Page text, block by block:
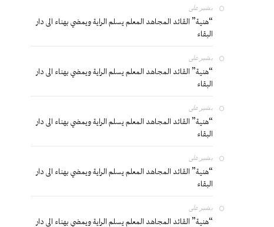
بشير على
“هنية” القائد المجاهد المعلم يسلم الراية ويمضي بهناء الى دار
البقاء
بشير على
“هنية” القائد المجاهد المعلم يسلم الراية ويمضي بهناء الى دار
البقاء
بشير على
“هنية” القائد المجاهد المعلم يسلم الراية ويمضي بهناء الى دار
البقاء
بشير على
“هنية” القائد المجاهد المعلم يسلم الراية ويمضي بهناء الى دار
البقاء
بشير على
“هنية” القائد المجاهد المعلم يسلم الراية ويمضي بهناء الى دار